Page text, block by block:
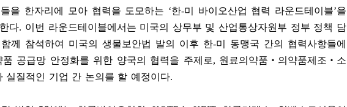
을 한자리에 모아 협력을 도모하는 ‘한-미 바이오산업 협력 라운드테이블’을
다. 이번 라운드테이블에서는 미국의 상무부 및 산업통상자원부 정부 정책 담
께 참석하여 미국의 생물보안법 발의 이후 한-미 동맹국 간의 협력사항들에
품 공급망 안정화를 위한 양국의 협력을 주제로, 원료의약품 ‧ 의약품제조 ‧ 소
실질적인 기업 간 논의를 할 예정이다.